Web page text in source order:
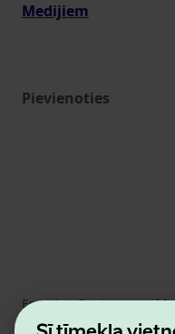
Medijiem
Pievienoties
Estonian Business and
Kontakti